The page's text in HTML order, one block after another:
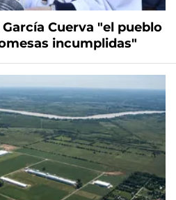
Cuerva "el pueblo
incumplidas"